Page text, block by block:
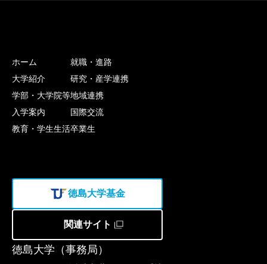
徳島大学（事務局）
ホーム
大学紹介
学部・大学院等
入学案内
教育・学生生活
就職・進路
研究・産学連携
地域連携
国際交流
卒業生
徳島大学基金
関連サイト